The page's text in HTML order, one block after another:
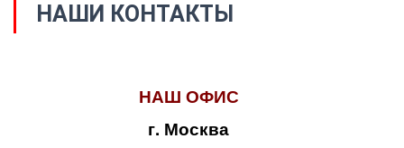
НАШИ КОНТАКТЫ
НАШ ОФИС
г. Москва